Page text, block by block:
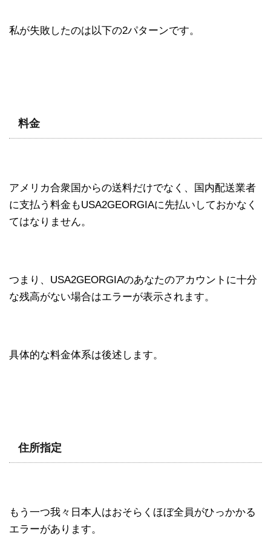
私が失敗したのは以下の2パターンです。
料金
アメリカ合衆国からの送料だけでなく、国内配送業者
に支払う料金もUSA2GEORGIAに先払いしておかなく
てはなりません。
つまり、USA2GEORGIAのあなたのアカウントに十分
な残高がない場合はエラーが表示されます。
具体的な料金体系は後述します。
住所指定
もう一つ我々日本人はおそらくほぼ全員がひっかかる
エラーがあります。